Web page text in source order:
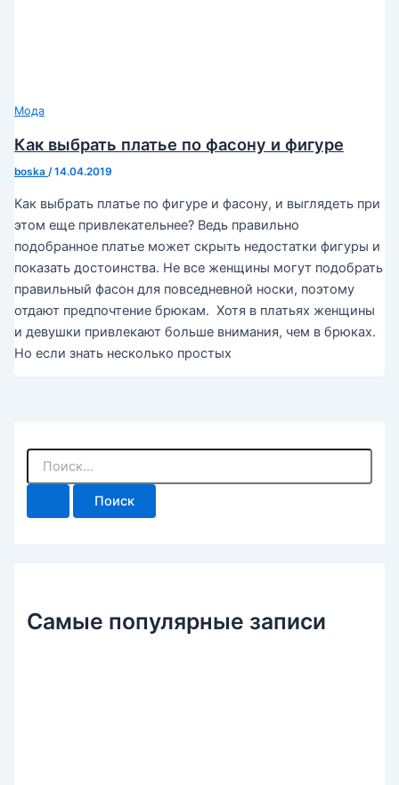
Мода
Как выбрать платье по фасону и фигуре
boska /14.04.2019
Как выбрать платье по фигуре и фасону, и выглядеть при
этом еще привлекательнее? Ведь правильно
подобранное платье может скрыть недостатки фигуры и
показать достоинства. Не все женщины могут подобрать
правильный фасон для повседневной носки, поэтому
отдают предпочтение брюкам. Хотя в платьях женщины
и девушки привлекают больше внимания, чем в брюках.
Но если знать несколько простых
П
и
Самые популярные записи